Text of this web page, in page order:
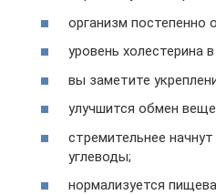
организм постепенно
уровень холестерина
вы заметите
улучшится обмен
стремительнее
углеводы;
нормализуется